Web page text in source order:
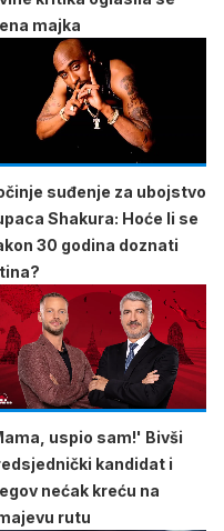
majka
suđenje za ubojstvo
Shakura: Hoće li se
30 godina doznati
uspio sam!' Bivši
kandidat i
nećak kreću na
rutu